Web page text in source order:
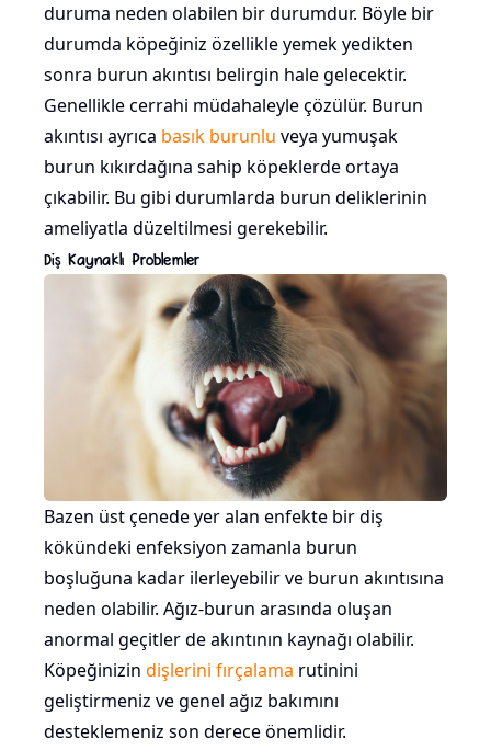
duruma neden olabilen bir durumdur. Böyle bir
durumda köpeğiniz özellikle yemek yedikten
sonra burun akıntısı belirgin hale gelecektir.
Genellikle cerrahi müdahaleyle çözülür. Burun
akıntısı ayrıca basık burunlu veya yumuşak
burun kıkırdağına sahip köpeklerde ortaya
çıkabilir. Bu gibi durumlarda burun deliklerinin
ameliyatla düzeltilmesi gerekebilir.
Diş Kaynaklı Problemler
Bazen üst çenede yer alan enfekte bir diş
kökündeki enfeksiyon zamanla burun
boşluğuna kadar ilerleyebilir ve burun akıntısına
neden olabilir. Ağız-burun arasında oluşan
anormal geçitler de akıntının kaynağı olabilir.
Köpeğinizin dişlerini fırçalama rutinini
geliştirmeniz ve genel ağız bakımını
desteklemeniz son derece önemlidir.